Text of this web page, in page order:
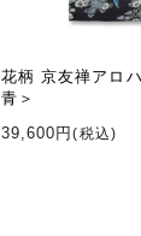
花柄 京友禅アロ
青＞
39,600円(税込)